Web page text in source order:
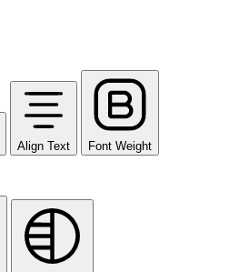
Align Text Font Weight